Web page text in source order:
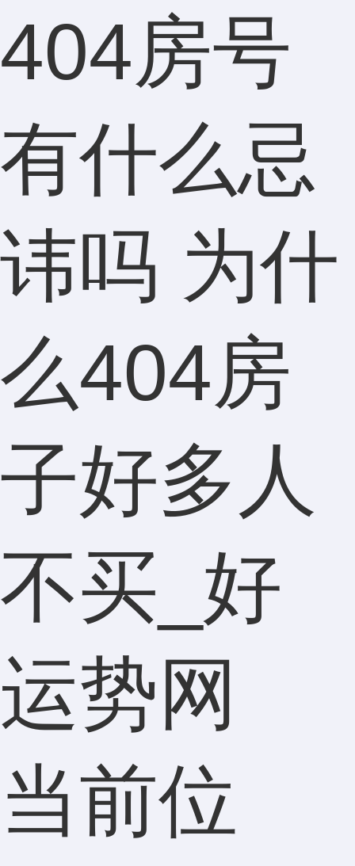
404房号
有什么忌
讳吗 为什
么404房
子好多人
不买_好
运势网
当前位